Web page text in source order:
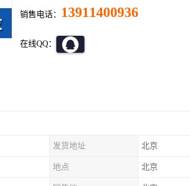
销售电话： 13911400936
在线QQ：
发货地址 北京
地点 北京